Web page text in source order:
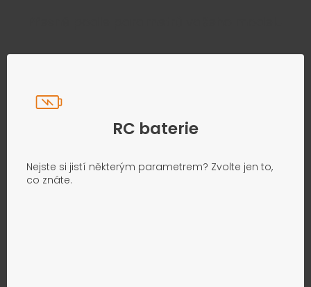
RC baterie
Nejste si jistí některým parametrem? Zvolte jen to,
co znáte.